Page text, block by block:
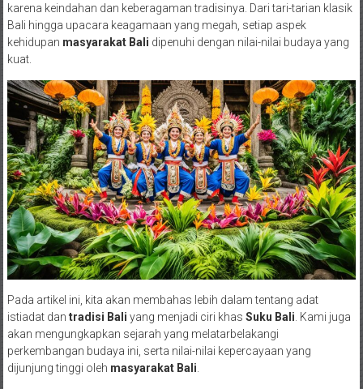
karena keindahan dan keberagaman tradisinya. Dari tari-tarian klasik
Bali hingga upacara keagamaan yang megah, setiap aspek
kehidupan masyarakat Bali dipenuhi dengan nilai-nilai budaya yang
kuat.
Pada artikel ini, kita akan membahas lebih dalam tentang adat
istiadat dan tradisi Bali yang menjadi ciri khas Suku Bali . Kami juga
akan mengungkapkan sejarah yang melatarbelakangi
perkembangan budaya ini, serta nilai-nilai kepercayaan yang
dijunjung tinggi oleh masyarakat Bali